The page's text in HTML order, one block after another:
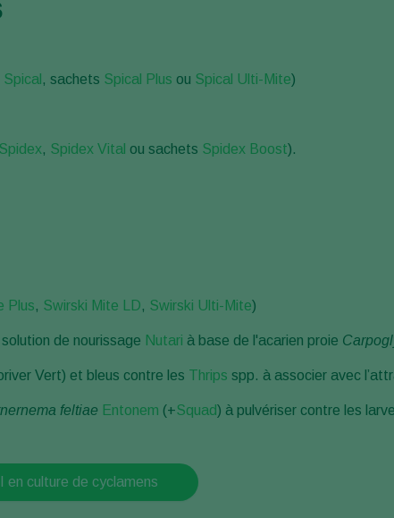
, sachets Spical Plus ou Spical Ulti-Mite)
, Spidex Vital ou sachets Spidex Boost).
Plus, Swirski Mite LD, Swirski Ulti-Mite)
de nourissage Nutari à base de l'acarien proie
Vert) et bleus contre les Thrips spp. à associer avec
feltiae Entonem (+Squad) à pulvériser contre les
culture de cyclamens